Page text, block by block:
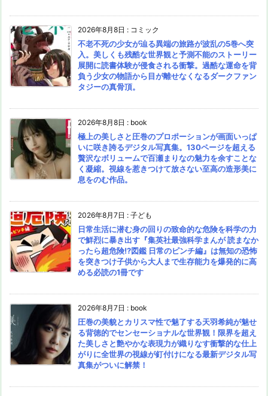
2026年8月8日 : コミック
不老不死の少女が辿る異端の旅路が波乱の5巻へ突
入。美しくも残酷な世界観と予測不能のストーリー
展開に読書体験が侵食される衝撃。過酷な運命を背
負う少女の物語から目が離せなくなるダークファン
タジーの真骨頂。
2026年8月8日 : book
極上の美しさと圧巻のプロポーションが画面いっぱ
いに咲き誇るデジタル写真集。130ページを超える
贅沢なボリュームで百瀬まりなの魅力を余すことな
く凝縮。視線を惹きつけて放さない至高の造形美に
息をのむ作品。
2026年8月7日 : 子ども
日常生活に潜む身の回りの致命的な危険を科学の力
で鮮烈に暴き出す『集英社最強科学まんが 読まなか
ったら超危険!?図鑑 日常のピンチ編』は無知の恐怖
を突きつけ子供から大人まで生存能力を爆発的に高
める必読の1冊です
2026年8月7日 : book
圧巻の美貌とカリスマ性で魅了する天羽希純が魅せ
る背徳的でセンセーショナルな世界観！限界を超え
た美しさと艶やかな表現力が織りなす衝撃的な仕上
がりに全世界の視線が釘付けになる最新デジタル写
真集がついに解禁！